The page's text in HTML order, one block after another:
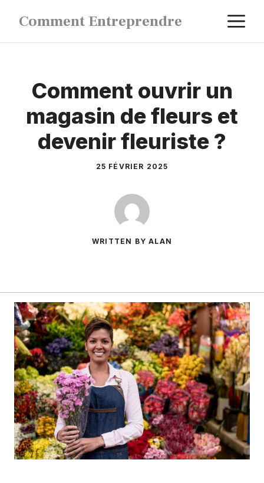
contenu
Comment Entreprendre
Comment ouvrir un
magasin de fleurs et
devenir fleuriste ?
25 FÉVRIER 2025
WRITTEN BY ALAN